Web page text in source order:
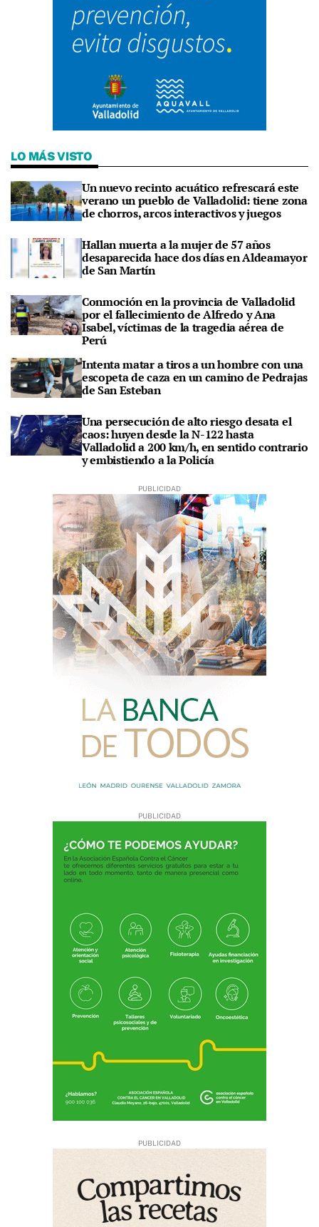
LO MÁS VISTO
Un nuevo recinto acuático refrescará este
verano un pueblo de Valladolid: tiene zona
de chorros, arcos interactivos y juegos
Hallan muerta a la mujer de 57 años
desaparecida hace dos días en Aldeamayor
de San Martín
Conmoción en la provincia de Valladolid
por el fallecimiento de Alfredo y Ana
Isabel, víctimas de la tragedia aérea de
Perú
Intenta matar a tiros a un hombre con una
escopeta de caza en un camino de Pedrajas
de San Esteban
Una persecución de alto riesgo desata el
caos: huyen desde la N-122 hasta
Valladolid a 200 km/h, en sentido contrario
y embistiendo a la Policía